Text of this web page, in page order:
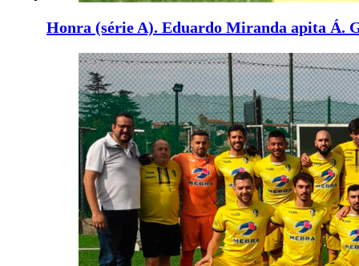
Honra (série A). Eduardo Miranda apita Á.